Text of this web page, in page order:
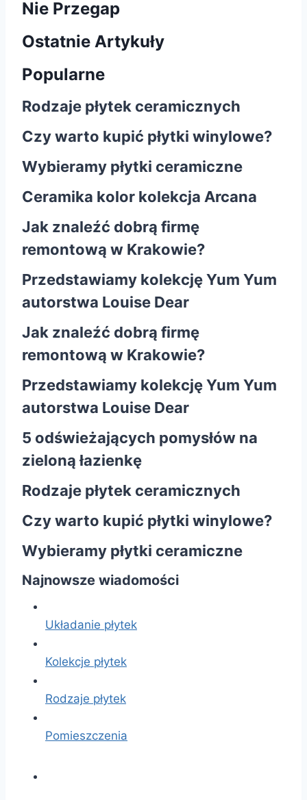
Nie Przegap
Ostatnie Artykuły
Popularne
Rodzaje płytek ceramicznych
Czy warto kupić płytki winylowe?
Wybieramy płytki ceramiczne
Ceramika kolor kolekcja Arcana
Jak znaleźć dobrą firmę
remontową w Krakowie?
Przedstawiamy kolekcję Yum Yum
autorstwa Louise Dear
Jak znaleźć dobrą firmę
remontową w Krakowie?
Przedstawiamy kolekcję Yum Yum
autorstwa Louise Dear
5 odświeżających pomysłów na
zieloną łazienkę
Rodzaje płytek ceramicznych
Czy warto kupić płytki winylowe?
Wybieramy płytki ceramiczne
Najnowsze wiadomości
Układanie płytek
Kolekcje płytek
Rodzaje płytek
Pomieszczenia